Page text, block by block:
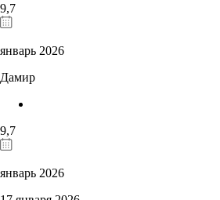
9,7
январь 2026
Дамир
9,7
январь 2026